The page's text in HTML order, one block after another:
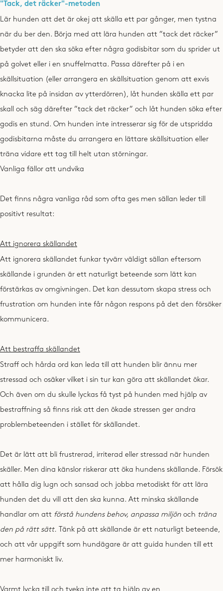
"Tack, det räcker"-metoden
Lär hunden att det är okej att skälla ett par gånger, men tystna
när du ber den. Börja med att lära hunden att ”tack det räcker”
betyder att den ska söka efter några godisbitar som du sprider ut
på golvet eller i en snuffelmatta. Passa därefter på i en
skällsituation (eller arrangera en skällsituation genom att exvis
knacka lite på insidan av ytterdörren), låt hunden skälla ett par
skall och säg därefter ”tack det räcker” och låt hunden söka efter
godis en stund. Om hunden inte intresserar sig för de utspridda
godisbitarna måste du arrangera en lättare skällsituation eller
träna vidare ett tag till helt utan störningar.
Vanliga fällor att undvika
Det finns några vanliga råd som ofta ges men sällan leder till
positivt resultat:
Att ignorera skällandet
Att ignorera skällandet funkar tyvärr väldigt sällan eftersom
skällande i grunden är ett naturligt beteende som lätt kan
förstärkas av omgivningen. Det kan dessutom skapa stress och
frustration om hunden inte får någon respons på det den försöker
kommunicera.
Att bestraffa skällandet
Straff och hårda ord kan leda till att hunden blir ännu mer
stressad och osäker vilket i sin tur kan göra att skällandet ökar.
Och även om du skulle lyckas få tyst på hunden med hjälp av
bestraffning så finns risk att den ökade stressen ger andra
problembeteenden i stället för skällandet.
Det är lätt att bli frustrerad, irriterad eller stressad när hunden
skäller. Men dina känslor riskerar att öka hundens skällande. Försök
att hålla dig lugn och sansad och jobba metodiskt för att lära
hunden det du vill att den ska kunna. Att minska skällande
handlar om att förstå hundens behov, anpassa miljön och träna
den på rätt sätt. Tänk på att skällande är ett naturligt beteende,
och att vår uppgift som hundägare är att guida hunden till ett
mer harmoniskt liv.